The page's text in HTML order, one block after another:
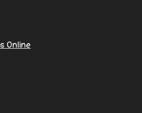
Online